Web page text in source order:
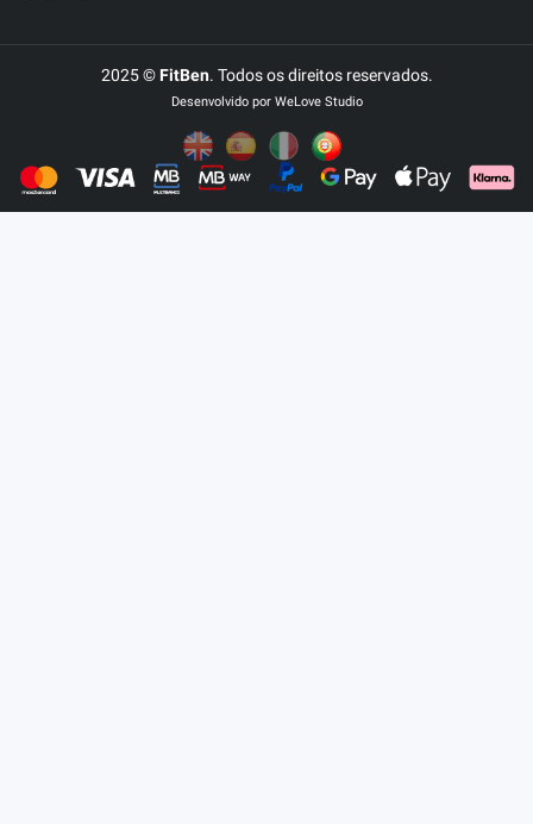
2025 ©FitBen. Todos os direitos reservados.
Desenvolvido por WeLove Studio